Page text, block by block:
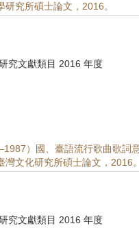
研究所碩士論文，2016。
究文獻類目 2016 年度
）國、臺語流行歌曲歌詞
灣文化研究所碩士論文，2016。
究文獻類目 2016 年度